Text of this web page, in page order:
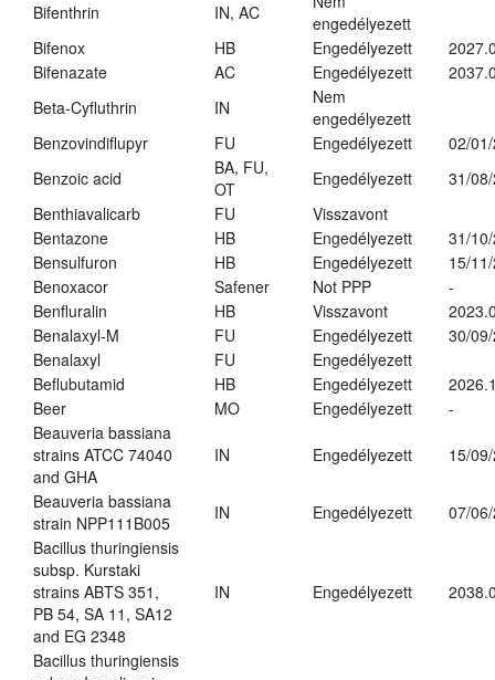
Bifenthrin
IN, AC
engedélyezett
Bifenox
HB Engedélyezett
Bifenazate
AC Engedélyezett
Beta-Cyfluthrin
IN
Nem
engedélyezett
Benzovindiflupyr
FU Engedélyezett
02/
Benzoic acid
BA, FU,
OT
Engedélyezett
31/
Benthiavalicarb
FU
Visszavont
Bentazone
HB Engedélyezett
31/
Bensulfuron
HB Engedélyezett
15/
Benoxacor
Safener Not PPP
-
Benfluralin
HB Visszavont
Benalaxyl-M
FU Engedélyezett
30/
Benalaxyl
FU
Engedélyezett
Beflubutamid
HB Engedélyezett
Beer
MO Engedélyezett
-
Beauveria bassiana
strains ATCC 74040
and GHA
IN Engedélyezett 15/
Beauveria bassiana
strain NPP111B005
IN Engedélyezett
07/
Bacillus thuringiensis
subsp. Kurstaki
strains ABTS 351,
PB 54, SA 11, SA12
and EG 2348
IN Engedélyezett
Bacillus thuringiensis